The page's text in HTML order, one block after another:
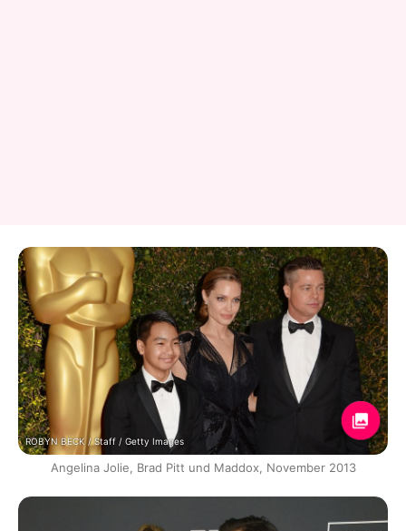
ROBYN BECK / Staff / Getty Images
Angelina Jolie, Brad Pitt und Maddox, November 2013